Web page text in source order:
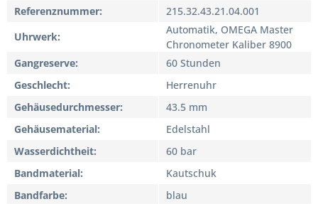
Referenznummer
215.32.43.21.04.001
Uhrwerk
Automatik, OMEGA Master
Chronometer Kaliber 8900
Gangreserve
60 Stunden
Geschlecht
Herrenuhr
Gehäusedurchmesser
43.5 mm
Gehäusematerial
Edelstahl
Wasserdichtheit
60 bar
Bandmaterial
Kautschuk
Bandfarbe
blau